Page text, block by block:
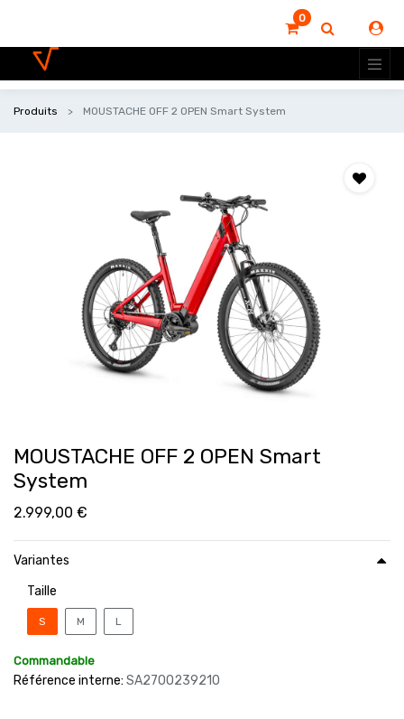
0
Produits MOUSTACHE OFF 2 OPEN Smart System
MOUSTACHE OFF 2 OPEN Smart
System
2.999,00 €
Variantes
Taille
S M L
Commandable
Référence interne: SA27OO239210